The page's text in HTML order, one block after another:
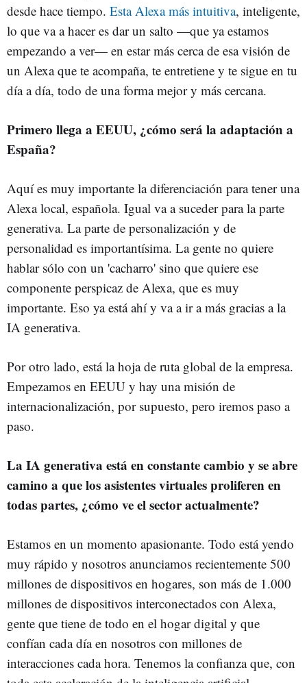
desde hace tiempo. Esta Alexa más intuitiva, inteligente,
lo que va a hacer es dar un salto —que ya estamos
empezando a ver— en estar más cerca de esa visión de
un Alexa que te acompaña, te entretiene y te sigue en tu
día a día, todo de una forma mejor y más cercana.
Primero llega a EEUU, ¿cómo será la adaptación a
España?
Aquí es muy importante la diferenciación para tener una
Alexa local, española. Igual va a suceder para la parte
generativa. La parte de personalización y de
personalidad es importantísima. La gente no quiere
hablar sólo con un 'cacharro' sino que quiere ese
componente perspicaz de Alexa, que es muy
importante. Eso ya está ahí y va a ir a más gracias a la
IA generativa.
Por otro lado, está la hoja de ruta global de la empresa.
Empezamos en EEUU y hay una misión de
internacionalización, por supuesto, pero iremos paso a
paso.
La IA generativa está en constante cambio y se abre
camino a que los asistentes virtuales proliferen en
todas partes, ¿cómo ve el sector actualmente?
Estamos en un momento apasionante. Todo está yendo
muy rápido y nosotros anunciamos recientemente 500
millones de dispositivos en hogares, son más de 1.000
millones de dispositivos interconectados con Alexa,
gente que tiene de todo en el hogar digital y que
confían cada día en nosotros con millones de
interacciones cada hora. Tenemos la confianza que, con